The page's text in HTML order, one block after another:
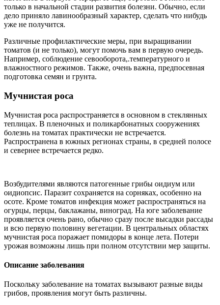
только в начальной стадии развития болезни. Обычно, если
дело приняло лавинообразный характер, сделать что нибудь
уже не получится.
Различные профилактические меры, при выращивании
томатов (и не только), могут помочь вам в первую очередь.
Например, соблюдение севооборота,.температурного и
влажностного режимов. Также, очень важна, предпосевная
подготовка семян и грунта.
Мучнистая роса
Мучнистая роса распространяется в основном в стеклянных
теплицах. В пленочных и поликарбонатных сооружениях
болезнь на томатах практически не встречается.
Распространена в южных регионах страны, в средней полосе
и севернее встречается редко.
Возбудителями являются патогенные грибы оидиум или
оидиопсис. Паразит сохраняется на сорняках, особенно на
осоте. Кроме томатов инфекция может распространяться на
огурцы, перцы, баклажаны, виноград. На юге заболевание
проявляется очень рано, обычно сразу после высадки рассады
и всю первую половину вегетации. В центральных областях
мучнистая роса поражает помидоры в конце лета. Потери
урожая возможны лишь при полном отсутствии мер защиты.
Описание заболевания
Поскольку заболевание на томатах вызывают разные виды
грибов, проявления могут быть различны.